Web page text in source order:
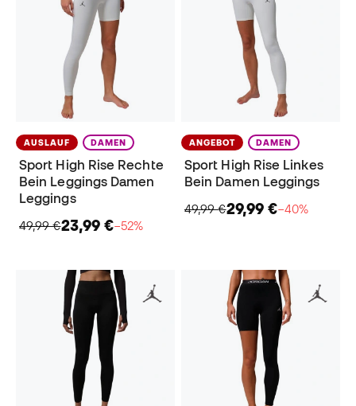
AUSLAUF DAMEN
Sport High Rise Rechte
Bein Leggings Damen
Leggings
49,99 €23,99 €−52%
ANGEBOT DAMEN
Sport High Rise Linkes
Bein Damen Leggings
49,99 €29,99 €−40%